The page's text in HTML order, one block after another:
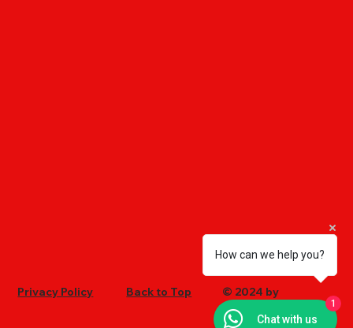
Privacy Policy Back to Top
© 2024 by
Ultrachem
How can we help you?
Chat with us
1